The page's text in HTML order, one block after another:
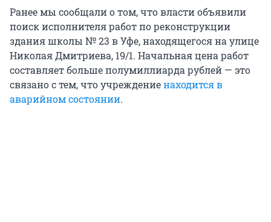
Ранее мы сообщали о том, что власти объявили
поиск исполнителя работ по реконструкции
здания школы № 23 в Уфе, находящегося на улице
Николая Дмитриева, 19/1. Начальная цена работ
составляет больше полумиллиарда рублей — это
связано с тем, что учреждениенаходится в
аварийном состоянии.